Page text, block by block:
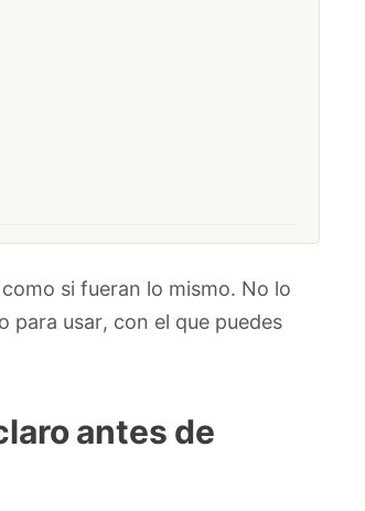
si fueran lo mismo. No lo
para usar, con el que puedes
antes de